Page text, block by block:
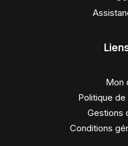
Mon
Politique
Gestions
Conditions